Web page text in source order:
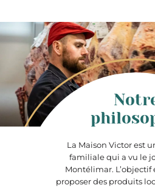
La Maison Victor est
familiale qui a vu le
Montélimar. L’objectif
proposer des produits